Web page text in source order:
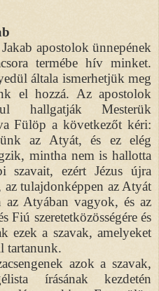
apostolok ünnepének
termébe hív minket.
általa ismerhetjük meg
el hozzá. Az apostolok
hallgatják Mesterük
Fülöp a következőt kéri:
az Atyát, és ez elég
mintha nem is hallotta
ezért Jézus újra
tulajdonképpen az Atyát
az Atyában vagyok, és az
Fiú szeretetközösségére és
ezek a szavak, amelyeket
tartanunk.
azok a szavak,
írásának kezdetén